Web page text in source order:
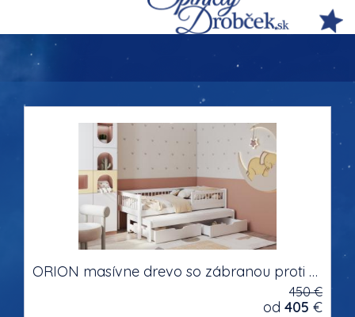
ORION masívne drevo so zábranou proti pádu dvojlôžková detská posteľ s výsuvným lôžkom s úložným priestorom na posteľnú bielizeň
450 €
od 405 €